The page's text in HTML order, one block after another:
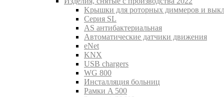
Kрышки для роторных диммеров и
Серия SL
AS антибактериальная
Aвтоматические датчики движения
eNet
KNX
USB chargers
WG 800
Инсталляция больниц
Рамки A 500